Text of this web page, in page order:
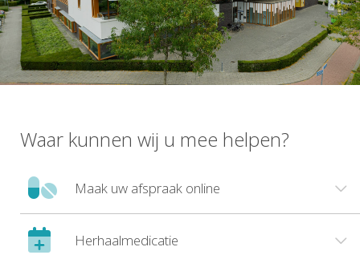
Waar kunnen wij u mee helpen?
Maak uw afspraak online
Herhaalmedicatie